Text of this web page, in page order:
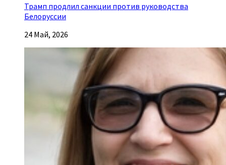
Трамп продлил санкции против руководства
Белоруссии
24 Май, 2026